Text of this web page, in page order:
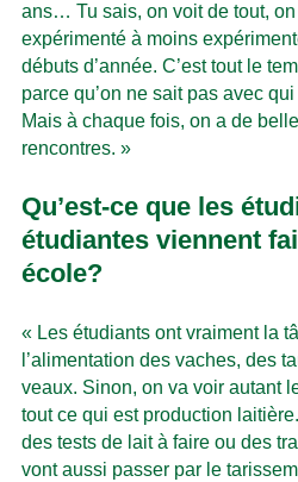
ans… Tu sais, on voit de tout,
expérimenté à moins
débuts d’année. C’est tout le
parce qu’on ne sait pas avec
Mais à chaque fois, on a de
rencontres. »
Qu’est-ce que les
étudiantes viennent
école?
« Les étudiants ont vraiment la
l’alimentation des vaches, des
veaux. Sinon, on va voir autant
tout ce qui est production
des tests de lait à faire ou des
vont aussi passer par le